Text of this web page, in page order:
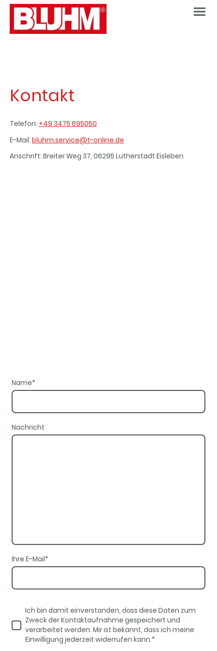
Kontakt
Telefon: +49 3475 695050
E-Mail: bluhm.service@t-online.de
Anschrift: Breiter Weg 37, 06295 Lutherstadt Eisleben
Name*
Nachricht
Ihre E-Mail*
Ich bin damit einverstanden, dass diese Daten zum
Zweck der Kontaktaufnahme gespeichert und
verarbeitet werden. Mir ist bekannt, dass ich meine
Einwilligung jederzeit widerrufen kann.*